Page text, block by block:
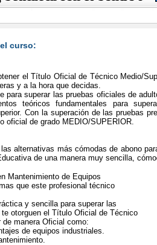
curso:
el Título Oficial de Técnico Medio/
y a la hora que decidas.
para superar las pruebas oficiales de
teóricos fundamentales para
Con la superación de las pruebas
oficial de grado MEDIO/SUPERIOR.
alternativas más cómodas de abono
de una manera muy sencilla,
Mantenimiento de Equipos
que este profesional técnico
y sencilla para superar las
otorguen el Título Oficial de Técnico
de manera Oficial como:
de equipos industriales.